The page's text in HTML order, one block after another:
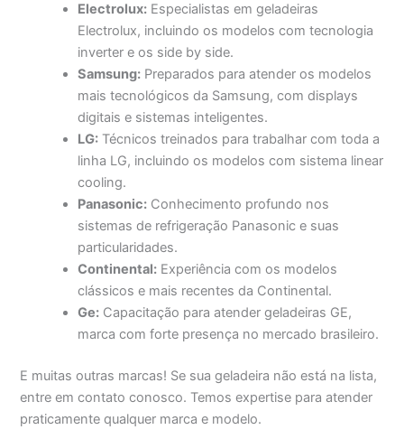
Electrolux: Especialistas em geladeiras
Electrolux, incluindo os modelos com tecnologia
inverter e os side by side.
Samsung: Preparados para atender os modelos
mais tecnológicos da Samsung, com displays
digitais e sistemas inteligentes.
LG: Técnicos treinados para trabalhar com toda a
linha LG, incluindo os modelos com sistema linear
cooling.
Panasonic: Conhecimento profundo nos
sistemas de refrigeração Panasonic e suas
particularidades.
Continental: Experiência com os modelos
clássicos e mais recentes da Continental.
Ge: Capacitação para atender geladeiras GE,
marca com forte presença no mercado brasileiro.
E muitas outras marcas! Se sua geladeira não está na lista,
entre em contato conosco. Temos expertise para atender
praticamente qualquer marca e modelo.